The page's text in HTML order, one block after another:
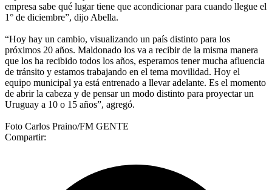
empresa sabe qué lugar tiene que acondicionar para cuando llegue el
1° de diciembre”, dijo Abella.
“Hoy hay un cambio, visualizando un país distinto para los
próximos 20 años. Maldonado los va a recibir de la misma manera
que los ha recibido todos los años, esperamos tener mucha afluencia
de tránsito y estamos trabajando en el tema movilidad. Hoy el
equipo municipal ya está entrenado a llevar adelante. Es el momento
de abrir la cabeza y de pensar un modo distinto para proyectar un
Uruguay a 10 o 15 años”, agregó.
Foto Carlos Praino/FM GENTE
Compartir: